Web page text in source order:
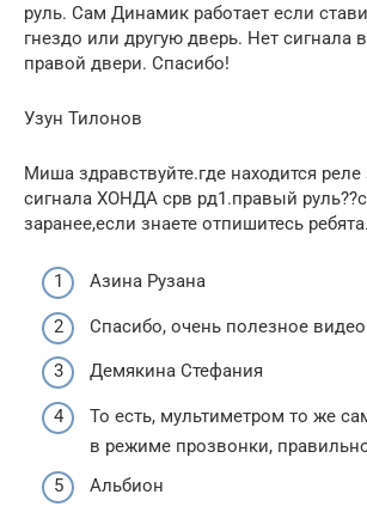
руль. Сам Динамик работает если
гнездо или другую дверь. Нет сигнала
правой двери. Спасибо!
Узун Тилонов
Миша здравствуйте.где находится реле
сигнала ХОНДА срв рд1.правый
заранее,если знаете отпишитесь
Азина Рузана
Спасибо, очень полезное
Демякина Стефания
То есть, мультиметром то же
в режиме прозвонки,
Альбион